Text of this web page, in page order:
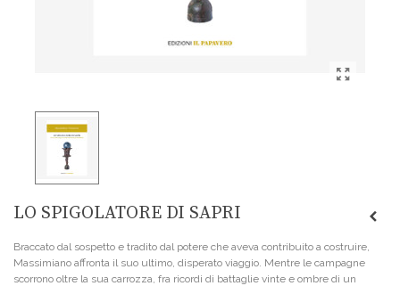
LO SPIGOLATORE DI SAPRI
Braccato dal sospetto e tradito dal potere che aveva contribuito a costruire,
Massimiano affronta il suo ultimo, disperato viaggio. Mentre le campagne
scorrono oltre la sua carrozza, fra ricordi di battaglie vinte e ombre di un